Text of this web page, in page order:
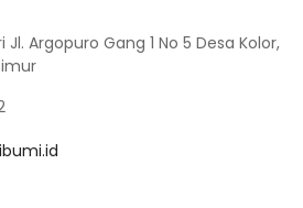
Argopuro Gang 1 No 5 Desa Kolor,